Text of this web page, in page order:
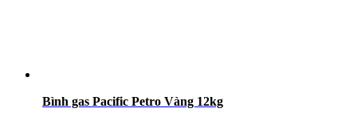
Bình gas Pacific Petro Vàng 12kg